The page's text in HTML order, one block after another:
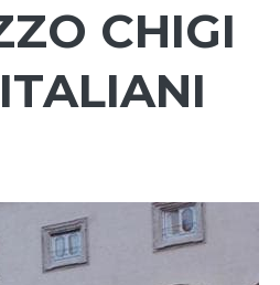
CHIGI